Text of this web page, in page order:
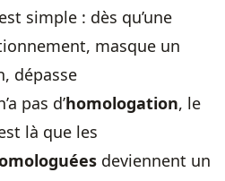
simple : dès qu’une
masque un
dépasse
pas d’homologation, le
là que les
deviennent un